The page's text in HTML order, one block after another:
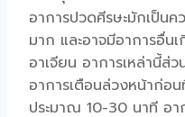
อาการปวดศีรษะมักเป็น
มาก และอาจมีอาการอื่น
อาเจียน อาการเหล่านี้ส่
อาการเตือนล่วงหน้าก่อน
ประมาณ 10-30 นาที อา